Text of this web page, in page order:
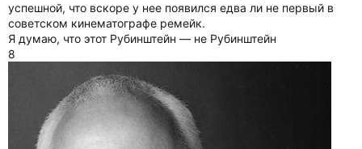
успешной, что вскоре у нее появился едва ли не первый в
советском кинематографе ремейк.
Я думаю, что этот Рубинштейн — не Рубинштейн
8